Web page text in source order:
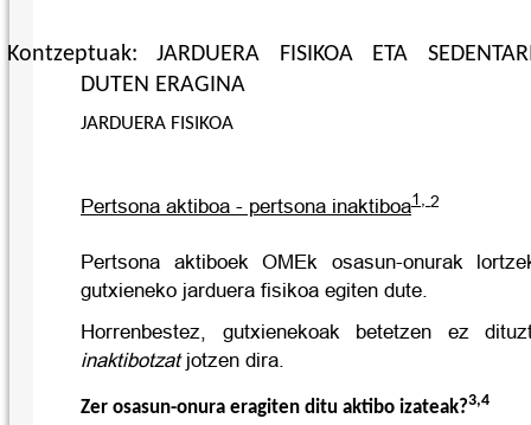
Kontzeptuak: JARDUERA FISIKOA ETA
DUTEN ERAGINA
JARDUERA FISIKOA
Pertsona aktiboa - pertsona inaktiboa1, 2
Pertsona aktiboek OMEk osasun-onurak
gutxieneko jarduera fisikoa egiten dute.
Horrenbestez, gutxienekoak betetzen ez
inaktibotzatjotzen dira.
Zer osasun-onura eragiten ditu aktibo izateak?3,4